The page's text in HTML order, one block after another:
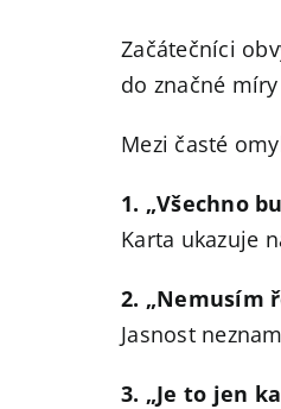
Začátečníci
do značné
Mezi časté
1. „Všechno
Karta ukazuje
2. „Nemusím
Jasnost
3. „Je to jen